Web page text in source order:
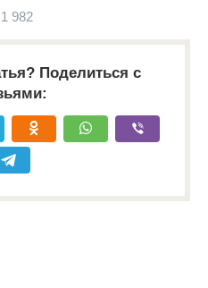
982
Поделиться с